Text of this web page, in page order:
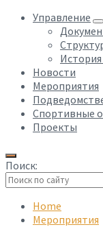
Управление
Новости
Мероприятия
Спортивные
Проекты
Поиск:
search
Home
Мероприятия